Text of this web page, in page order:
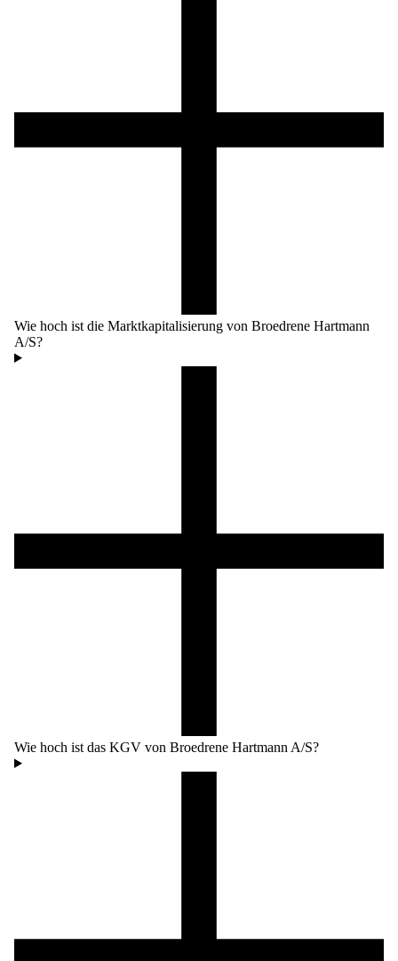
Wie hoch ist die Marktkapitalisierung von Broedrene Hartmann
A/S?
Wie hoch ist das KGV von Broedrene Hartmann A/S?